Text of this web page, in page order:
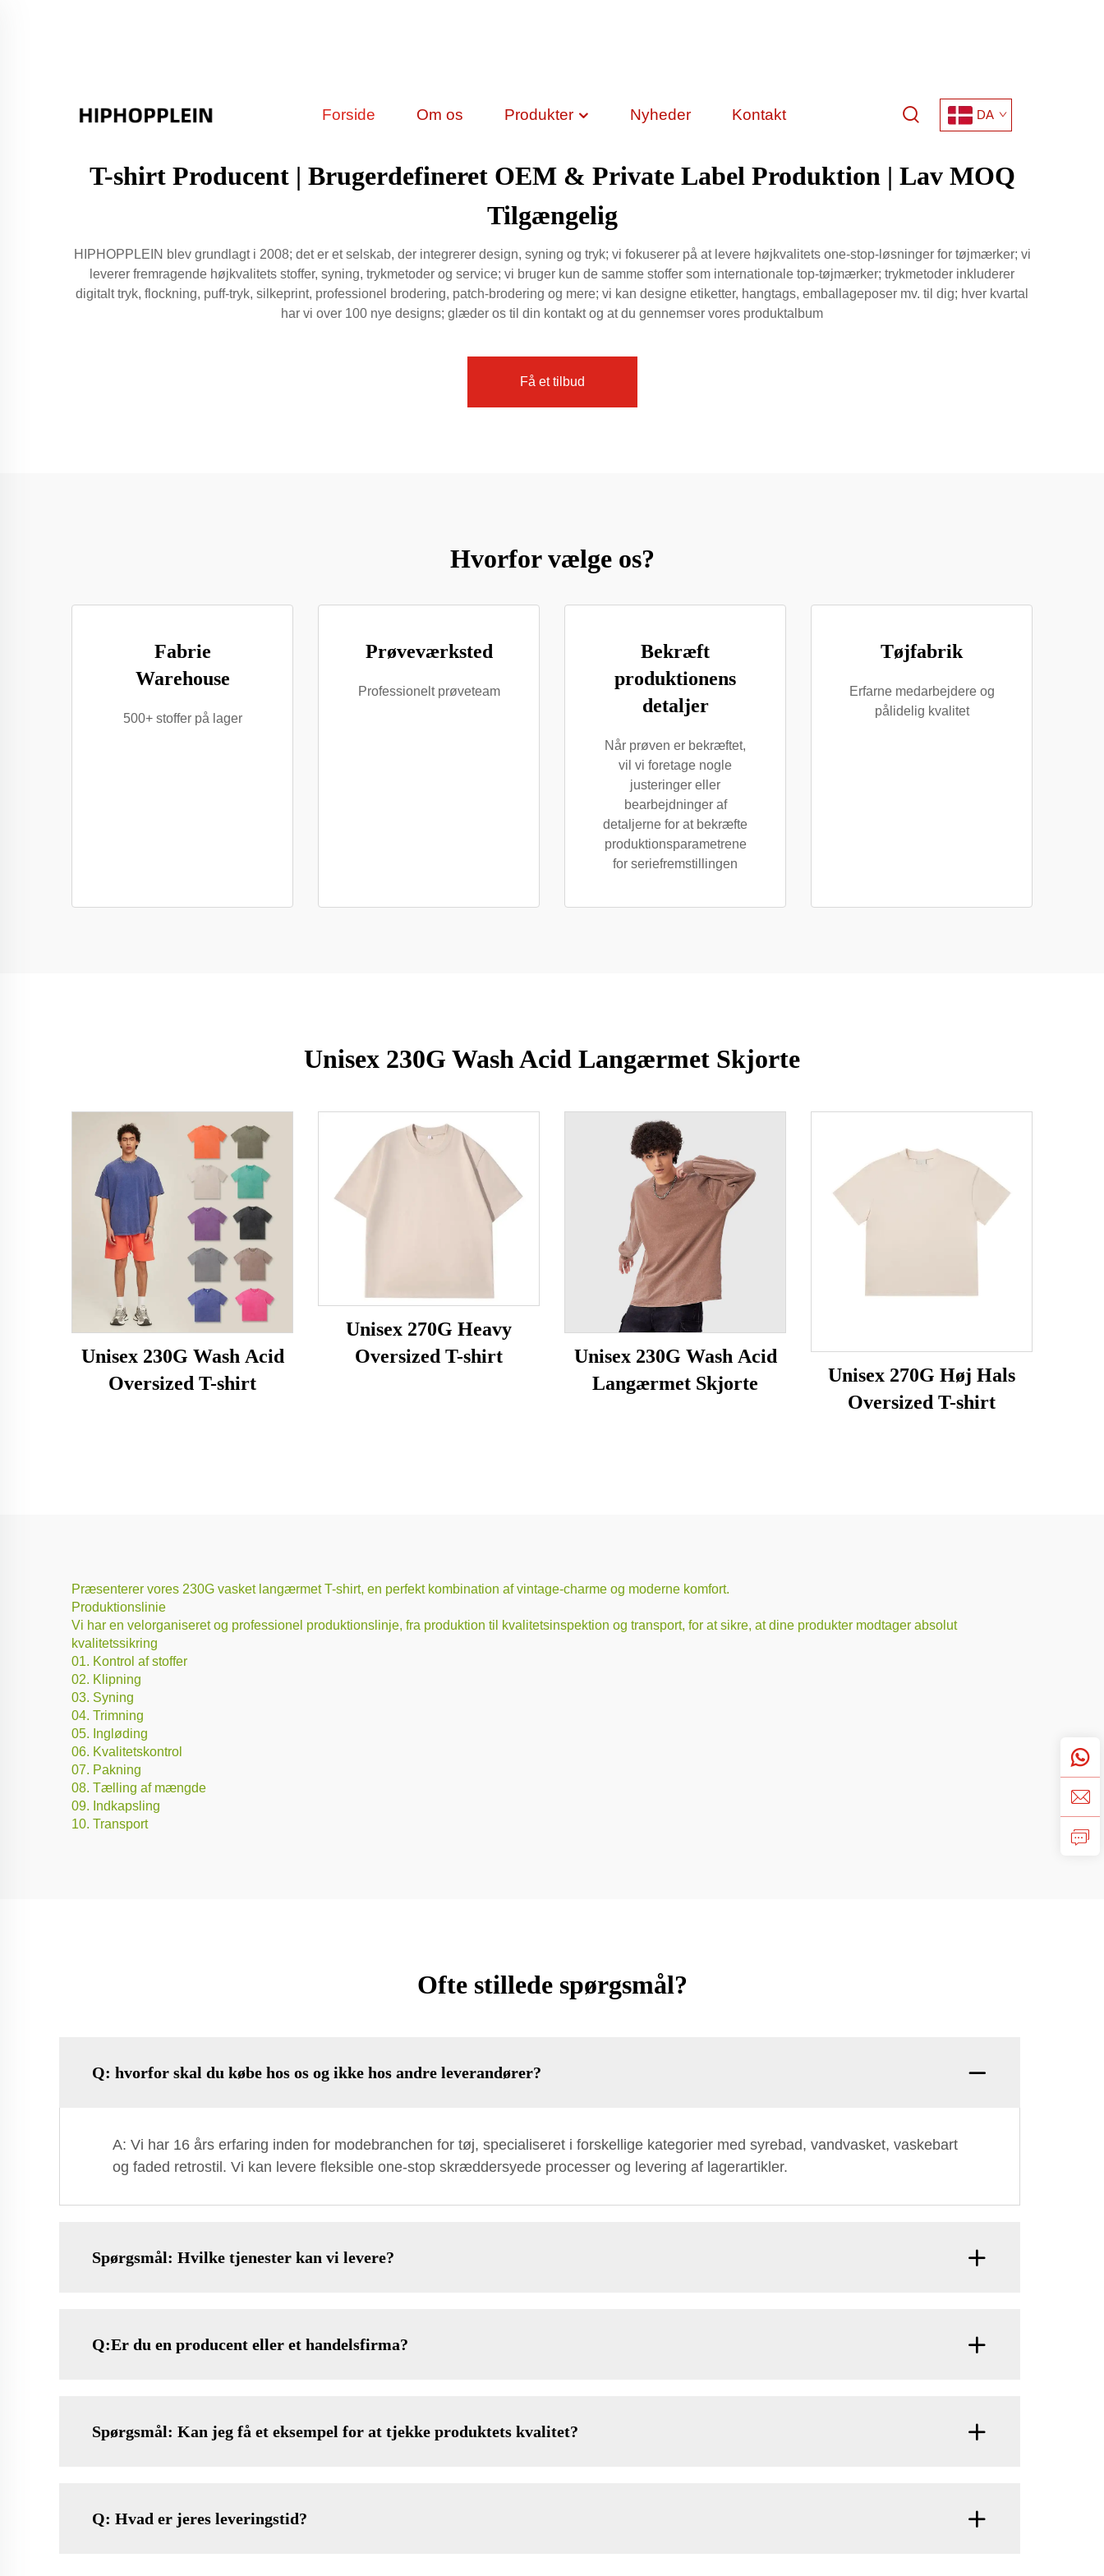
Forside Om os Produkter Nyheder Kontakt DA
T-shirt Producent | Brugerdefineret OEM & Private Label Produktion | Lav MOQ
Tilgængelig
HIPHOPPLEIN blev grundlagt i 2008; det er et selskab, der integrerer design, syning og tryk; vi fokuserer på at levere højkvalitets one-stop-løsninger for tøjmærker; vi
leverer fremragende højkvalitets stoffer, syning, trykmetoder og service; vi bruger kun de samme stoffer som internationale top-tøjmærker; trykmetoder inkluderer
digitalt tryk, flockning, puff-tryk, silkeprint, professionel brodering, patch-brodering og mere; vi kan designe etiketter, hangtags, emballageposer mv. til dig; hver kvartal
har vi over 100 nye designs; glæder os til din kontakt og at du gennemser vores produktalbum
Få et tilbud
Hvorfor vælge os?
Fabrie
Warehouse
500+ stoffer på lager
Prøveværksted
Professionelt prøveteam
Bekræft
produktionens
detaljer
Når prøven er bekræftet,
vil vi foretage nogle
justeringer eller
bearbejdninger af
detaljerne for at bekræfte
produktionsparametrene
for seriefremstillingen
Tøjfabrik
Erfarne medarbejdere og
pålidelig kvalitet
Unisex 230G Wash Acid Langærmet Skjorte
Unisex 230G Wash Acid
Oversized T-shirt
Unisex 270G Heavy
Oversized T-shirt
Unisex 230G Wash Acid
Langærmet Skjorte
Unisex 270G Høj Hals
Oversized T-shirt
Præsenterer vores 230G vasket langærmet T-shirt, en perfekt kombination af vintage-charme og moderne komfort.
Produktionslinie
Vi har en velorganiseret og professionel produktionslinje, fra produktion til kvalitetsinspektion og transport, for at sikre, at dine produkter modtager absolut
kvalitetssikring
01. Kontrol af stoffer
02. Klipning
03. Syning
04. Trimning
05. Ingløding
06. Kvalitetskontrol
07. Pakning
08. Tælling af mængde
09. Indkapsling
10. Transport
Ofte stillede spørgsmål?
Q: hvorfor skal du købe hos os og ikke hos andre leverandører?
A: Vi har 16 års erfaring inden for modebranchen for tøj, specialiseret i forskellige kategorier med syrebad, vandvasket, vaskebart
og faded retrostil. Vi kan levere fleksible one-stop skræddersyede processer og levering af lagerartikler.
Spørgsmål: Hvilke tjenester kan vi levere?
Q:Er du en producent eller et handelsfirma?
Spørgsmål: Kan jeg få et eksempel for at tjekke produktets kvalitet?
Q: Hvad er jeres leveringstid?